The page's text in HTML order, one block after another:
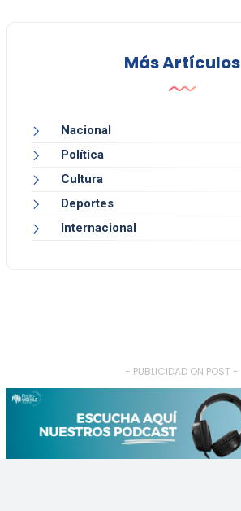
Más Artículos
Nacional
Política
Cultura
Deportes
Internacional
- PUBLICIDAD ON POST -